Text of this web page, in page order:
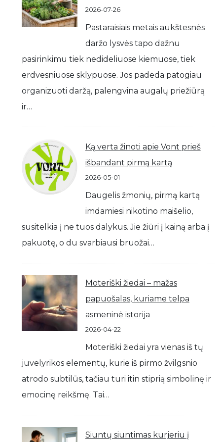
2026-07-26
Pastaraisiais metais aukštesnės
daržo lysvės tapo dažnu
pasirinkimu tiek nedideliuose kiemuose, tiek
erdvesniuose sklypuose. Jos padeda patogiau
organizuoti daržą, palengvina augalų priežiūrą
ir…
Ką verta žinoti apie Vont prieš
išbandant pirmą kartą
2026-05-01
Daugelis žmonių, pirmą kartą
imdamiesi nikotino maišelio,
susitelkia į ne tuos dalykus. Jie žiūri į kainą arba į
pakuotę, o du svarbiausi bruožai…
Moteriški žiedai – mažas
papuošalas, kuriame telpa
asmeninė istorija
2026-04-22
Moteriški žiedai yra vienas iš tų
juvelyrikos elementų, kurie iš pirmo žvilgsnio
atrodo subtilūs, tačiau turi itin stiprią simbolinę ir
emocinę reikšmę. Tai…
Siuntų siuntimas kurjeriu į